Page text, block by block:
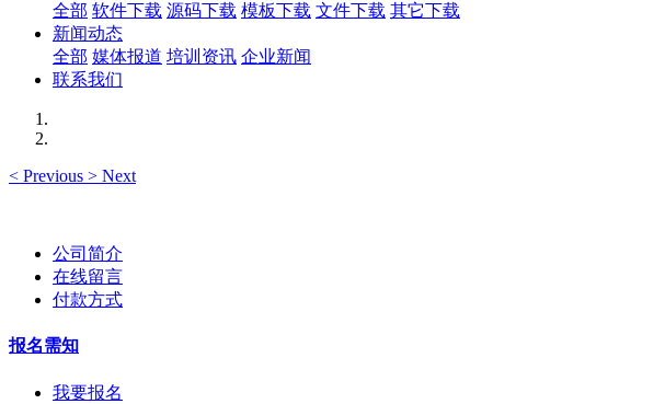
全部 软件下载 源码下载 模板下载 文件下载 其它下载
新闻动态
全部 媒体报道 培训资讯 企业新闻
联系我们
< Previous > Next
公司简介
在线留言
付款方式
报名需知
我要报名